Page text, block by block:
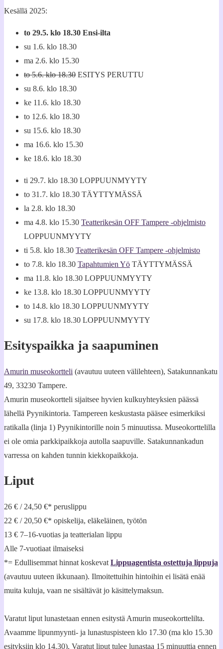
Kesällä 2025:
to 29.5. klo 18.30 Ensi-ilta
su 1.6. klo 18.30
ma 2.6. klo 15.30
to 5.6. klo 18.30 ESITYS PERUTTU
su 8.6. klo 18.30
ke 11.6. klo 18.30
to 12.6. klo 18.30
su 15.6. klo 18.30
ma 16.6. klo 15.30
ke 18.6. klo 18.30
ti 29.7. klo 18.30 LOPPUUNMYYTY
to 31.7. klo 18.30 TÄYTTYMÄSSÄ
la 2.8. klo 18.30
ma 4.8. klo 15.30 Teatterikesän OFF Tampere -ohjelmisto
LOPPUUNMYYTY
ti 5.8. klo 18.30 Teatterikesän OFF Tampere -ohjelmisto
to 7.8. klo 18.30 Tapahtumien Yö TÄYTTYMÄSSÄ
ma 11.8. klo 18.30 LOPPUUNMYYTY
ke 13.8. klo 18.30 LOPPUUNMYYTY
to 14.8. klo 18.30 LOPPUUNMYYTY
su 17.8. klo 18.30 LOPPUUNMYYTY
Esityspaikka ja saapuminen
Amurin museokortteli (avautuu uuteen välilehteen), Satakunnankatu
49, 33230 Tampere.
Amurin museokortteli sijaitsee hyvien kulkuyhteyksien päässä
lähellä Pyynikintoria. Tampereen keskustasta pääsee esimerkiksi
ratikalla (linja 1) Pyynikintorille noin 5 minuutissa. Museokorttelilla
ei ole omia parkkipaikkoja autolla saapuville. Satakunnankadun
varressa on kahden tunnin kiekkopaikkoja.
Liput
26 € / 24,50 €* peruslippu
22 € / 20,50 €* opiskelija, eläkeläinen, työtön
13 € 7–16-vuotias ja teatterialan lippu
Alle 7-vuotiaat ilmaiseksi
*= Edullisemmat hinnat koskevat Lippuagentista ostettuja lippuja
(avautuu uuteen ikkunaan). Ilmoitettuihin hintoihin ei lisätä enää
muita kuluja, vaan ne sisältävät jo käsittelymaksun.
Varatut liput lunastetaan ennen esitystä Amurin museokorttelilta.
Avaamme lipunmyynti- ja lunastuspisteen klo 17.30 (ma klo 15.30
esityksiin klo 14.30). Varatut liput tulee lunastaa 15 minuuttia ennen